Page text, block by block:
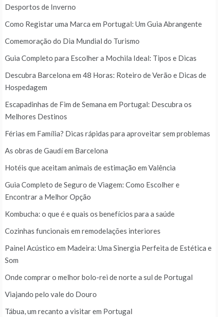
Desportos de Inverno
Como Registar uma Marca em Portugal: Um Guia Abrangente
Comemoração do Dia Mundial do Turismo
Guia Completo para Escolher a Mochila Ideal: Tipos e Dicas
Descubra Barcelona em 48 Horas: Roteiro de Verão e Dicas de
Hospedagem
Escapadinhas de Fim de Semana em Portugal: Descubra os
Melhores Destinos
Férias em Família? Dicas rápidas para aproveitar sem problemas
As obras de Gaudí em Barcelona
Hotéis que aceitam animais de estimação em Valência
Guia Completo de Seguro de Viagem: Como Escolher e
Encontrar a Melhor Opção
Kombucha: o que é e quais os benefícios para a saúde
Cozinhas funcionais em remodelações interiores
Painel Acústico em Madeira: Uma Sinergia Perfeita de Estética e
Som
Onde comprar o melhor bolo-rei de norte a sul de Portugal
Viajando pelo vale do Douro
Tábua, um recanto a visitar em Portugal